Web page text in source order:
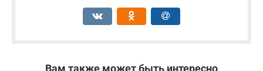
Вам также может быть интересно